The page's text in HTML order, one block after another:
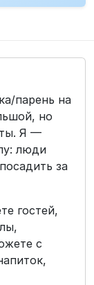
парень на
но
Я —
люди
за
гостей,
с